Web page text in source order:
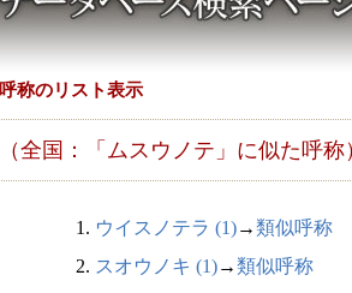
呼称のリスト表示
（全国：「ムスウノテ」に似た呼称
1. ウイスノテラ (1)→類似呼称
2. スオウノキ (1)→類似呼称